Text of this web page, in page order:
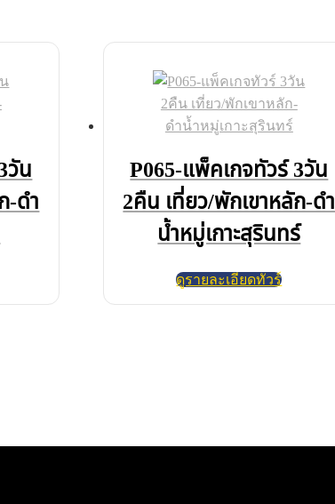
วัน
-ดำ
P065-แพ็คเกจทัวร์ 3วัน
2คืน เที่ยว/พักเขาหลัก-ดำ
น้ำหมู่เกาะสุรินทร์
ดูรายละเอียดทัวร์